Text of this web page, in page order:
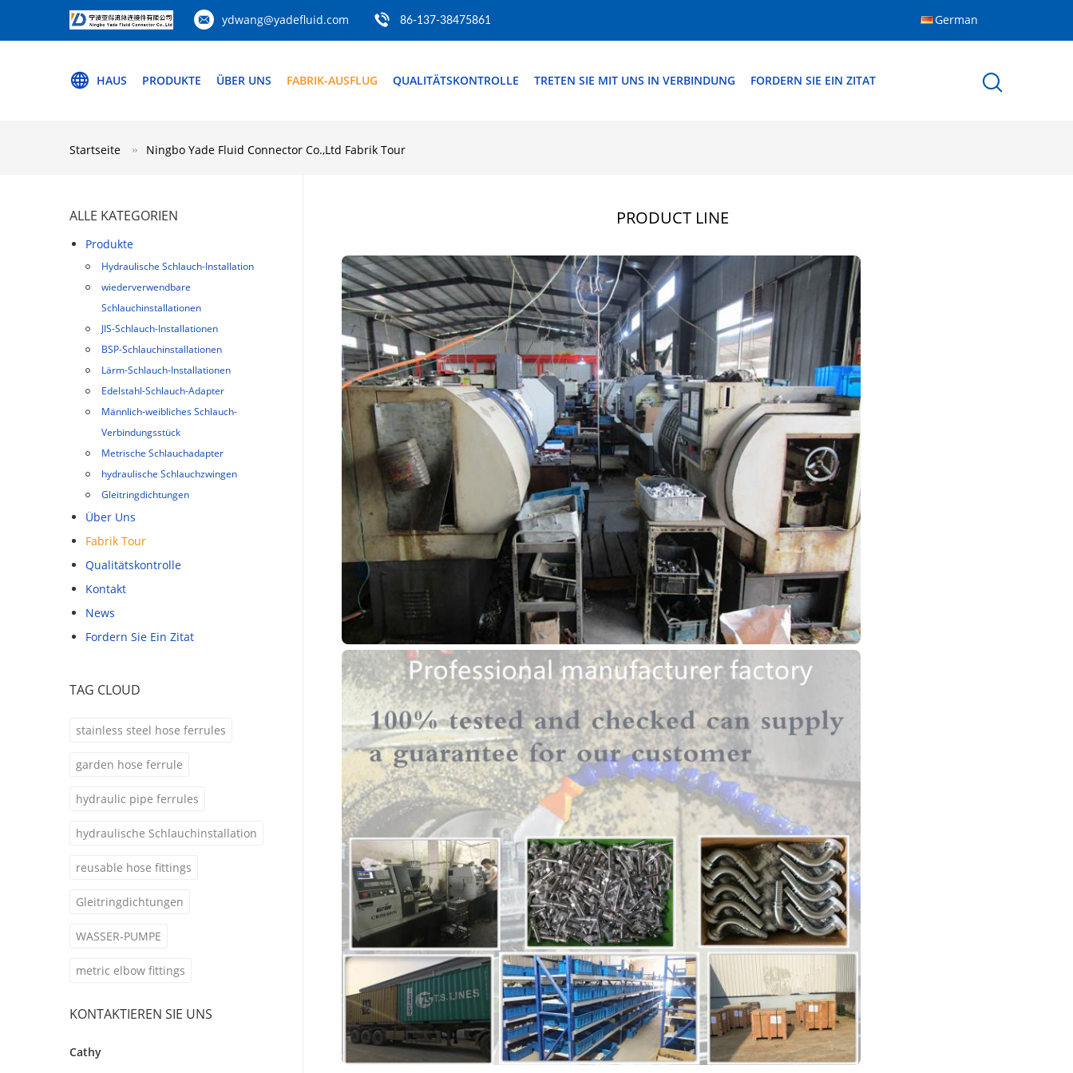
ydwang@yadefluid.com 86-137-38475861 German
HAUS PRODUKTE ÜBER UNS FABRIK-AUSFLUG QUALITÄTSKONTROLLE TRETEN SIE MIT UNS IN VERBINDUNG FORDERN SIE EIN ZITAT
Startseite Ningbo Yade Fluid Connector Co.,Ltd Fabrik Tour
ALLE KATEGORIEN
Produkte
Hydraulische Schlauch-Installation
wiederverwendbare
Schlauchinstallationen
JIS-Schlauch-Installationen
BSP-Schlauchinstallationen
Lärm-Schlauch-Installationen
Edelstahl-Schlauch-Adapter
Männlich-weibliches Schlauch-
Verbindungsstück
Metrische Schlauchadapter
hydraulische Schlauchzwingen
Gleitringdichtungen
Über Uns
Fabrik Tour
Qualitätskontrolle
Kontakt
News
Fordern Sie Ein Zitat
TAG CLOUD
stainless steel hose ferrules
garden hose ferrule
hydraulic pipe ferrules
hydraulische Schlauchinstallation
reusable hose fittings
Gleitringdichtungen
WASSER-PUMPE
metric elbow fittings
KONTAKTIEREN SIE UNS
Cathy
PRODUCT LINE